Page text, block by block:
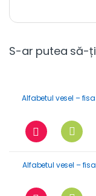
S-ar putea să-
Alfabetul vesel –
Alfabetul vesel –